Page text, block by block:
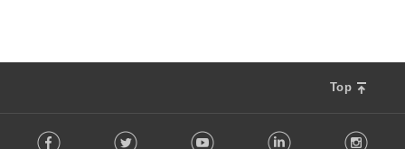
Top
o Facebook Twitter Youtube LinkedIn